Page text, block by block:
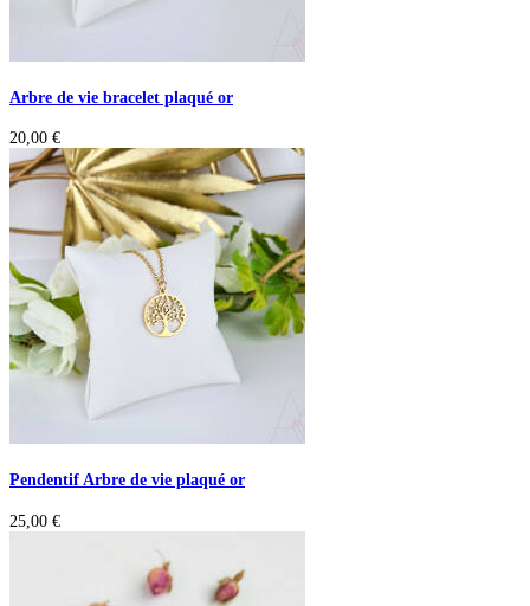
Arbre de vie bracelet plaqué or
20,00 €
Pendentif Arbre de vie plaqué or
25,00 €